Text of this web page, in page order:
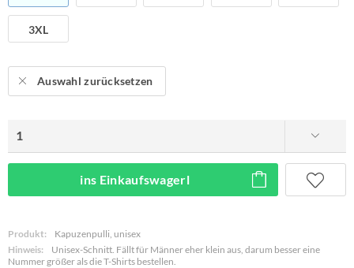
3XL
Auswahl zurücksetzen
ins Einkaufswagerl
Produkt:
Kapuzenpulli, unisex
Hinweis:
Unisex-Schnitt. Fällt für Männer eher klein aus, darum besser eine
Nummer größer als die T-Shirts bestellen.